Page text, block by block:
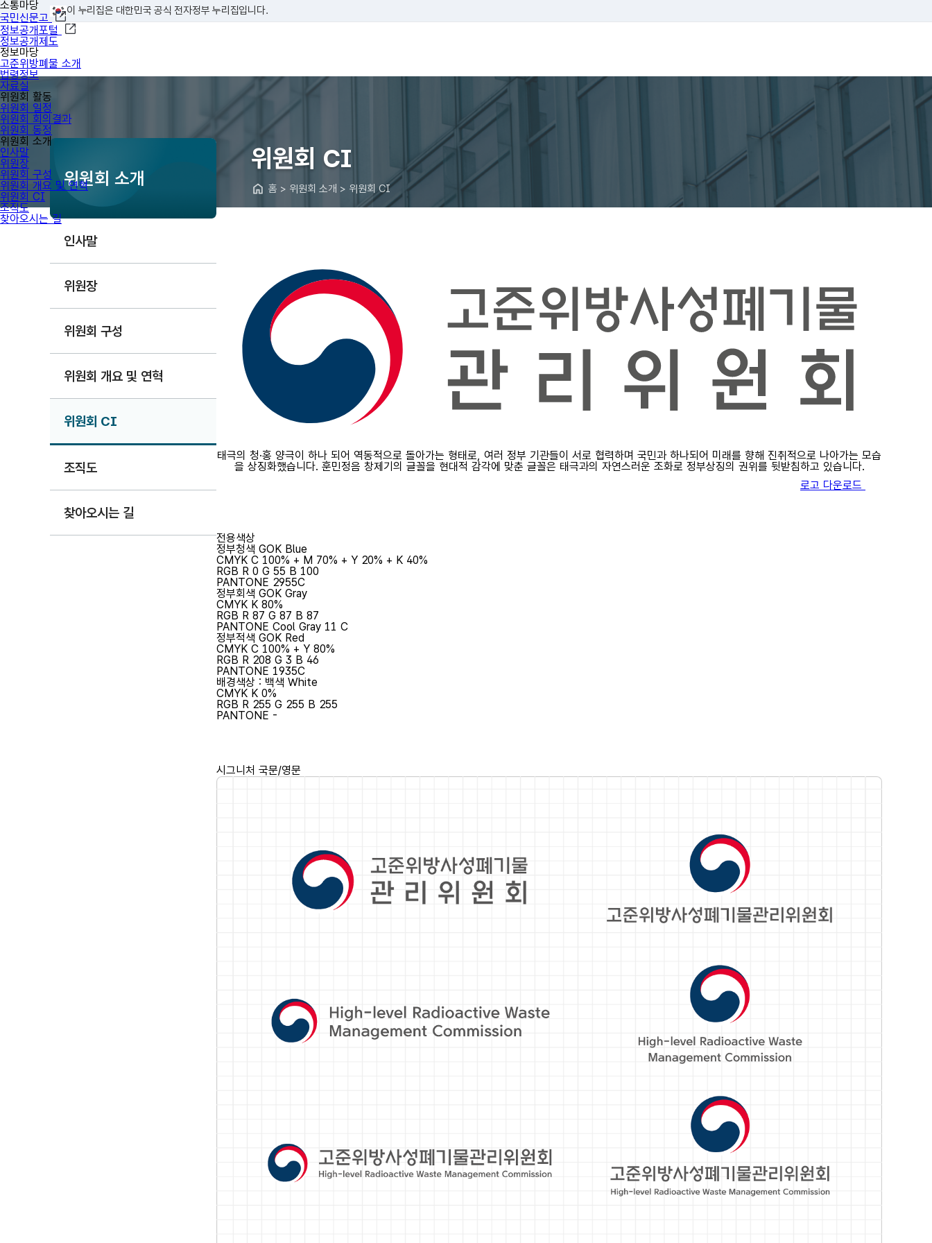
이 누리집은 대한민국 공식 전자정부 누리집입니다.
소통마당
국민신문고
정보공개포털
정보공개제도
정보마당
고준위방폐물 소개
법령정보
자료실
위원회 활동
위원회 일정
위원회 회의결과
위원회 동정
위원회 소개
인사말
위원장
위원회 구성
위원회 개요 및 연혁
위원회 CI
조직도
찾아오시는 길
위원회 CI
홈 > 위원회 소개 > 위원회 CI
위원회 소개
인사말
위원장
위원회 구성
위원회 개요 및 연혁
위원회 CI
조직도
찾아오시는 길
태극의 청·홍 양극이 하나 되어 역동적으로 돌아가는 형태로, 여러 정부 기관들이 서로 협력하며 국민과 하나되어 미래를 향해 진취적으로 나아가는 모습
을 상징화했습니다. 훈민정음 창제기의 글꼴을 현대적 감각에 맞춘 글꼴은 태극과의 자연스러운 조화로 정부상징의 권위를 뒷받침하고 있습니다.
로고 다운로드
전용색상
정부청색 GOK Blue
CMYK C 100% + M 70% + Y 20% + K 40%
RGB R 0 G 55 B 100
PANTONE 2955C
정부회색 GOK Gray
CMYK K 80%
RGB R 87 G 87 B 87
PANTONE Cool Gray 11 C
정부적색 GOK Red
CMYK C 100% + Y 80%
RGB R 208 G 3 B 46
PANTONE 1935C
배경색상 : 백색 White
CMYK K 0%
RGB R 255 G 255 B 255
PANTONE -
시그니처 국문/영문